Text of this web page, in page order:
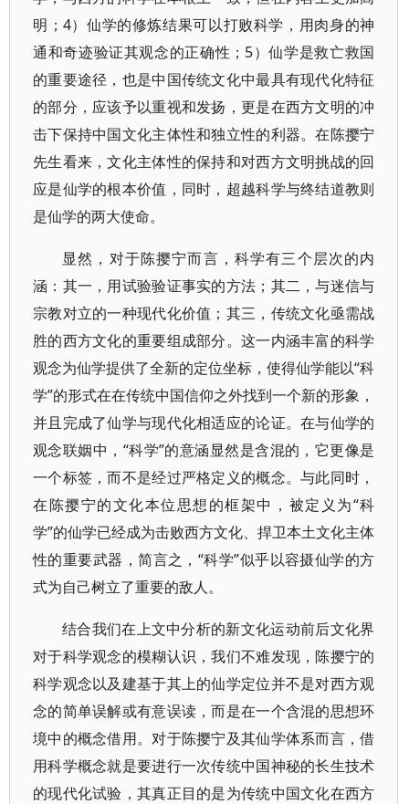
明；4）仙学的修炼结果可以打败科学，用肉身的神
通和奇迹验证其观念的正确性；5）仙学是救亡救国
的重要途径，也是中国传统文化中最具有现代化特征
的部分，应该予以重视和发扬，更是在西方文明的冲
击下保持中国文化主体性和独立性的利器。在陈撄宁
先生看来，文化主体性的保持和对西方文明挑战的回
应是仙学的根本价值，同时，超越科学与终结道教则
是仙学的两大使命。
显然，对于陈撄宁而言，科学有三个层次的内
涵：其一，用试验验证事实的方法；其二，与迷信与
宗教对立的一种现代化价值；其三，传统文化亟需战
胜的西方文化的重要组成部分。这一内涵丰富的科学
观念为仙学提供了全新的定位坐标，使得仙学能以“科
学”的形式在在传统中国信仰之外找到一个新的形象，
并且完成了仙学与现代化相适应的论证。在与仙学的
观念联姻中，“科学”的意涵显然是含混的，它更像是
一个标签，而不是经过严格定义的概念。与此同时，
在陈撄宁的文化本位思想的框架中，被定义为“科
学”的仙学已经成为击败西方文化、捍卫本土文化主体
性的重要武器，简言之，“科学”似乎以容摄仙学的方
式为自己树立了重要的敌人。
结合我们在上文中分析的新文化运动前后文化界
对于科学观念的模糊认识，我们不难发现，陈撄宁的
科学观念以及建基于其上的仙学定位并不是对西方观
念的简单误解或有意误读，而是在一个含混的思想环
境中的概念借用。对于陈撄宁及其仙学体系而言，借
用科学概念就是要进行一次传统中国神秘的长生技术
的现代化试验，其真正目的是为传统中国文化在西方